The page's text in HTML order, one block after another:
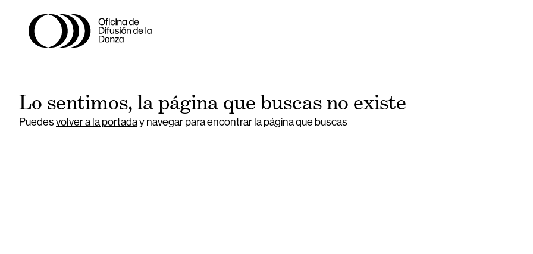
Lo sentimos, la página que buscas no existe
Puedesvolver a la portaday navegar para encontrar la página que buscas